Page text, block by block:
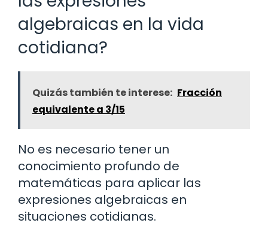
algebraicas en la vida
cotidiana?
Quizás también te interese: Fracción
equivalente a 3/15
No es necesario tener un
conocimiento profundo de
matemáticas para aplicar las
expresiones algebraicas en
situaciones cotidianas.